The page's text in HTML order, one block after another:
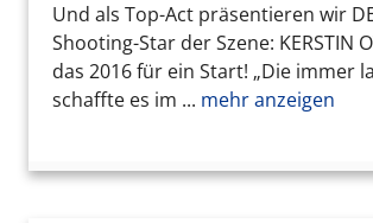
Und als Top-Act präsentieren wir
Shooting-Star der Szene: KERSTIN
das 2016 für ein Start! „Die immer
schaffte es im ... mehr anzeigen